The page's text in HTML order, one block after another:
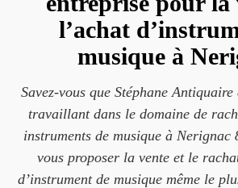
l’achat
musique à
Savez-vous que Stéphane
travaillant dans le domaine de
instruments de musique à Nerignac
vous proposer la vente et le
d’instrument de musique même le